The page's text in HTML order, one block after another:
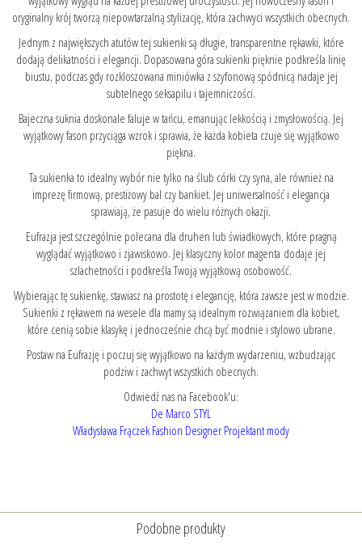
oryginalny krój tworzą niepowtarzalną stylizację, która zachwyci wszystkich obecnych.
Jednym z największych atutów tej sukienki są długie, transparentne rękawki, które
dodają delikatności i elegancji. Dopasowana góra sukienki pięknie podkreśla linię
biustu, podczas gdy rozkloszowana miniówka z szyfonową spódnicą nadaje jej
subtelnego seksapilu i tajemniczości.
Bajeczna suknia doskonale faluje w tańcu, emanując lekkością i zmysłowością. Jej
wyjątkowy fason przyciąga wzrok i sprawia, że każda kobieta czuje się wyjątkowo
piękna.
Ta sukienka to idealny wybór nie tylko na ślub córki czy syna, ale również na
imprezę firmową, prestiżowy bal czy bankiet. Jej uniwersalność i elegancja
sprawiają, że pasuje do wielu różnych okazji.
Eufrazja jest szczególnie polecana dla druhen lub świadkowych, które pragną
wyglądać wyjątkowo i zjawiskowo. Jej klasyczny kolor magenta dodaje jej
szlachetności i podkreśla Twoją wyjątkową osobowość.
Wybierając tę sukienkę, stawiasz na prostotę i elegancję, która zawsze jest w modzie.
Sukienki z rękawem na wesele dla mamy są idealnym rozwiązaniem dla kobiet,
które cenią sobie klasykę i jednocześnie chcą być modnie i stylowo ubrane.
Postaw na Eufrazję i poczuj się wyjątkowo na każdym wydarzeniu, wzbudzając
podziw i zachwyt wszystkich obecnych.
Odwiedź nas na Facebook'u:
De Marco STYL
Władysława Frączek Fashion Designer Projektant mody
Podobne produkty